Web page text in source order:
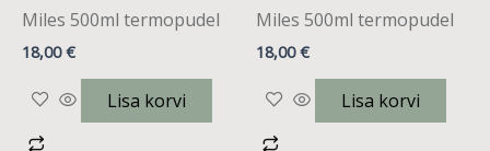
Miles 500ml termopudel
18,00€
Lisa korvi
Miles 500ml termopudel
18,00€
Lisa korvi